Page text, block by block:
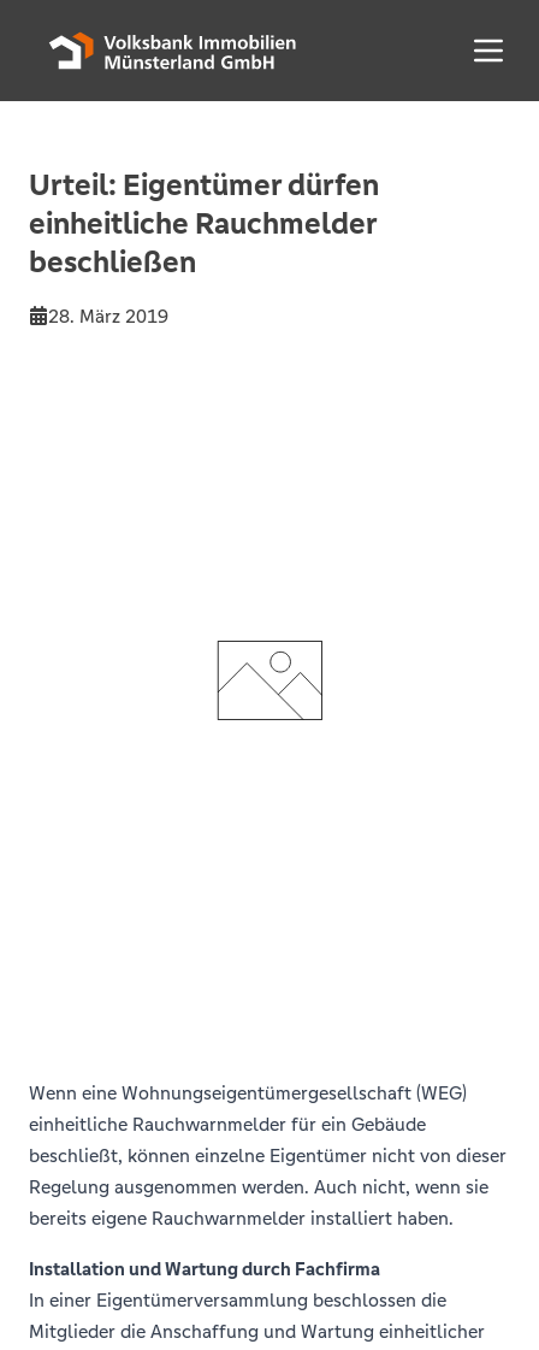
Menü
Urteil: Eigentümer dürfen
einheitliche Rauchmelder
beschließen
28. März 2019
Wenn eine Wohnungseigentümergesellschaft (WEG)
einheitliche Rauchwarnmelder für ein Gebäude
beschließt, können einzelne Eigentümer nicht von dieser
Regelung ausgenommen werden. Auch nicht, wenn sie
bereits eigene Rauchwarnmelder installiert haben.
Installation und Wartung durch Fachfirma
In einer Eigentümerversammlung beschlossen die
Mitglieder die Anschaffung und Wartung einheitlicher